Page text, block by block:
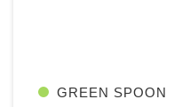
GREEN SPOON